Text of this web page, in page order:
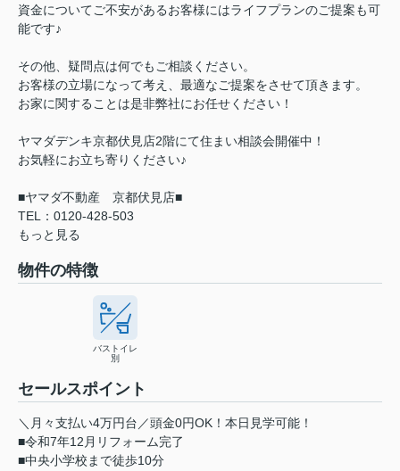
資金についてご不安があるお客様にはライフプランのご提案も可
能です♪
その他、疑問点は何でもご相談ください。
お客様の立場になって考え、最適なご提案をさせて頂きます。
お家に関することは是非弊社にお任せください！
ヤマダデンキ京都伏見店2階にて住まい相談会開催中！
お気軽にお立ち寄りください♪
■ヤマダ不動産 京都伏見店■
TEL：0120-428-503
もっと見る
物件の特徴
バストイレ
別
セールスポイント
＼月々支払い4万円台／頭金0円OK！本日見学可能！
■令和7年12月リフォーム完了
■中央小学校まで徒歩10分